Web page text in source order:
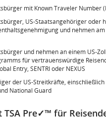
Fenster
geöffnet
nicht
den
mit Known Traveler Number
US-Staatsangehöriger oder
und nehmen
und nehmen an einem US-
für vertrauenswürdige
Entry, SENTRI oder NEXUS
der US-Streitkräfte, einschließlich
National Guard
TSA Pre✓™ für